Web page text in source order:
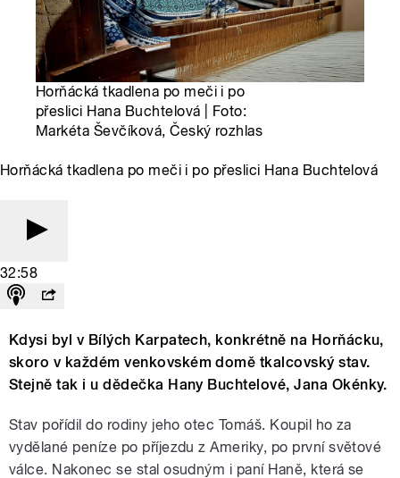
Horňácká tkadlena po meči i po
přeslici Hana Buchtelová | Foto:
Markéta Ševčíková, Český rozhlas
Horňácká tkadlena po meči i po přeslici Hana Buchtelová
32:58
Kdysi byl v Bílých Karpatech, konkrétně na Horňácku,
skoro v každém venkovském domě tkalcovský stav.
Stejně tak i u dědečka Hany Buchtelové, Jana Okénky.
Stav pořídil do rodiny jeho otec Tomáš. Koupil ho za
vydělané peníze po příjezdu z Ameriky, po první světové
válce. Nakonec se stal osudným i paní Haně, která se